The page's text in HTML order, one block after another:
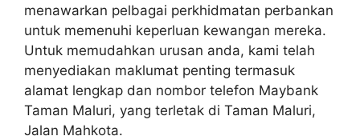
menawarkan pelbagai perkhidmatan perbankan
untuk memenuhi keperluan kewangan mereka.
Untuk memudahkan urusan anda, kami telah
menyediakan maklumat penting termasuk
alamat lengkap dan nombor telefon Maybank
Taman Maluri, yang terletak di Taman Maluri,
Jalan Mahkota.